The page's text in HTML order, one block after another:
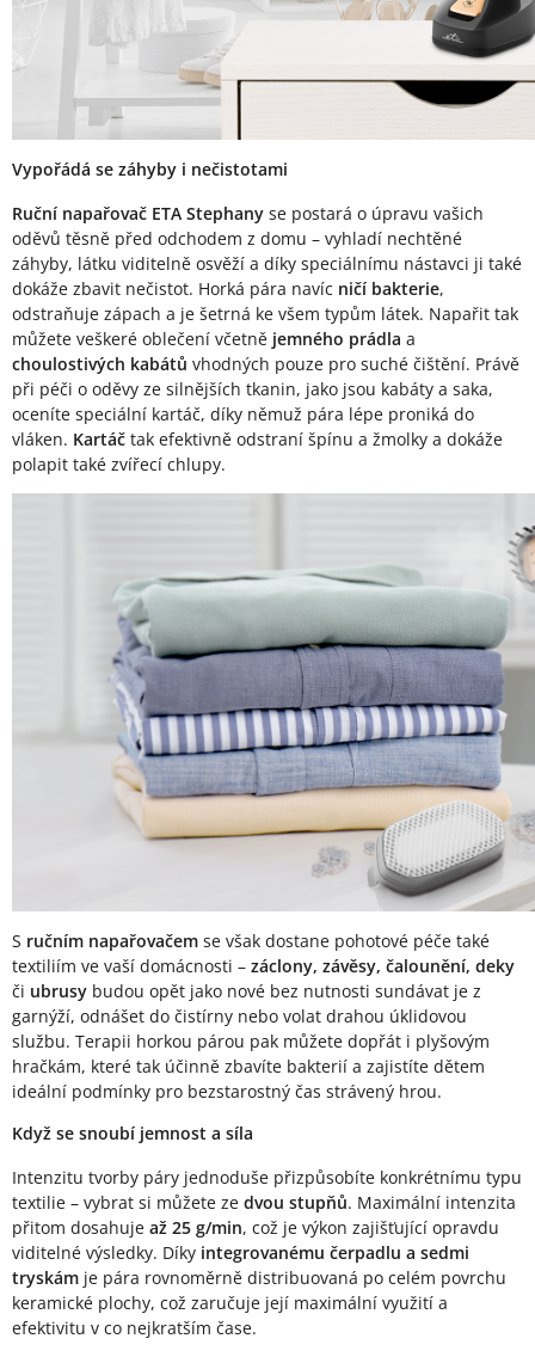
Vypořádá se záhyby i nečistotami
Ruční napařovač ETA Stephany se postará o úpravu vašich
oděvů těsně před odchodem z domu – vyhladí nechtěné
záhyby, látku viditelně osvěží a díky speciálnímu nástavci ji také
dokáže zbavit nečistot. Horká pára navíc ničí bakterie,
odstraňuje zápach a je šetrná ke všem typům látek. Napařit tak
můžete veškeré oblečení včetně jemného prádla a
choulostivých kabátů vhodných pouze pro suché čištění. Právě
při péči o oděvy ze silnějších tkanin, jako jsou kabáty a saka,
oceníte speciální kartáč, díky němuž pára lépe proniká do
vláken. Kartáč tak efektivně odstraní špínu a žmolky a dokáže
polapit také zvířecí chlupy.
S ručním napařovačem se však dostane pohotové péče také
textiliím ve vaší domácnosti – záclony, závěsy, čalounění, deky
či ubrusy budou opět jako nové bez nutnosti sundávat je z
garnýží, odnášet do čistírny nebo volat drahou úklidovou
službu. Terapii horkou párou pak můžete dopřát i plyšovým
hračkám, které tak účinně zbavíte bakterií a zajistíte dětem
ideální podmínky pro bezstarostný čas strávený hrou.
Když se snoubí jemnost a síla
Intenzitu tvorby páry jednoduše přizpůsobíte konkrétnímu typu
textilie – vybrat si můžete ze dvou stupňů. Maximální intenzita
přitom dosahuje až 25 g/min, což je výkon zajišťující opravdu
viditelné výsledky. Díky integrovanému čerpadlu a sedmi
tryskám je pára rovnoměrně distribuovaná po celém povrchu
keramické plochy, což zaručuje její maximální využití a
efektivitu v co nejkratším čase.